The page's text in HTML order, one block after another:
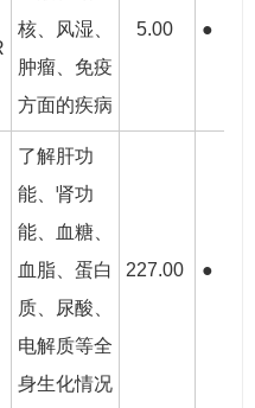
核、风湿、
肿瘤、免疫
方面的疾病
5.00 ●
了解肝功
能、肾功
能、血糖、
血脂、蛋白
质、尿酸、
电解质等全
身生化情况
227.00 ●